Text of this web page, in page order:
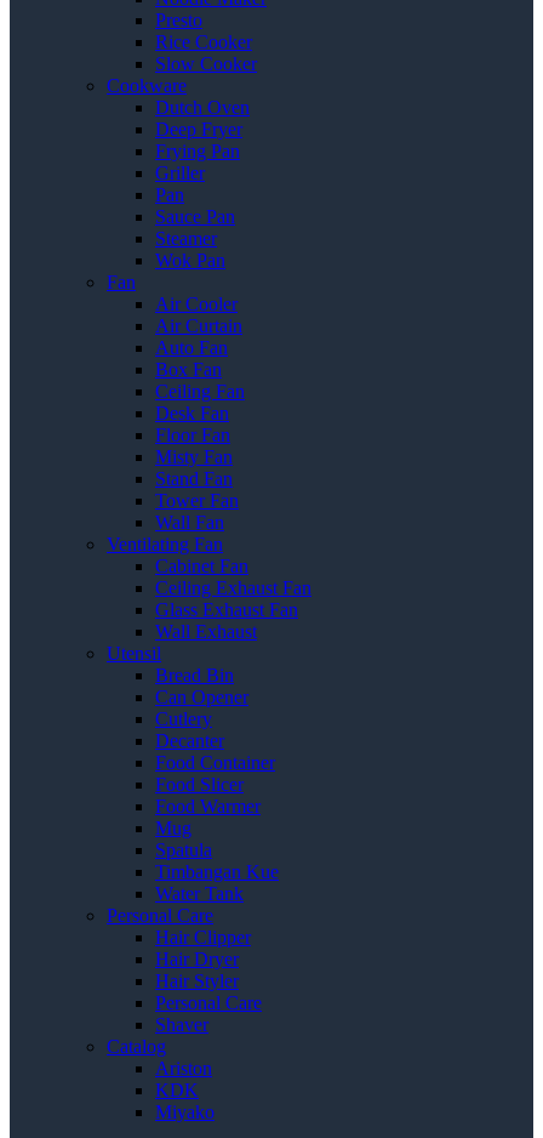
Presto
Rice Cooker
Slow Cooker
Cookware
Dutch Oven
Deep Fryer
Frying Pan
Griller
Pan
Sauce Pan
Steamer
Wok Pan
Fan
Air Cooler
Air Curtain
Auto Fan
Box Fan
Ceiling Fan
Desk Fan
Floor Fan
Misty Fan
Stand Fan
Tower Fan
Wall Fan
Ventilating Fan
Cabinet Fan
Ceiling Exhaust Fan
Glass Exhaust Fan
Wall Exhaust
Utensil
Bread Bin
Can Opener
Cutlery
Decanter
Food Container
Food Slicer
Food Warmer
Mug
Spatula
Timbangan Kue
Water Tank
Personal Care
Hair Clipper
Hair Dryer
Hair Styler
Personal Care
Shaver
Catalog
Ariston
KDK
Miyako